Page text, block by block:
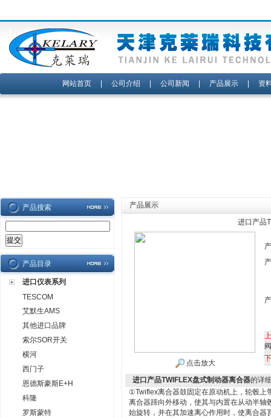
网站首页| 公司介绍 公司新闻 产品展示| 资
产品搜索
产品目录
进口仪表系列
TESCOM
艾默生AMS
其他进口品牌
索尔SOR开关
横河
西门子
恩德斯豪斯E+H
科隆
罗斯蒙特
产品展示
进口产品
点击放大
阀
进口产品TWIFLEX盘式制动器离合器的详
①Twiflex离合器鼓固定在原动机上，轮毂上
离合器蹄向外移动，使其与内置在从动半
始旋转，并在其加速离心作用时，使离合